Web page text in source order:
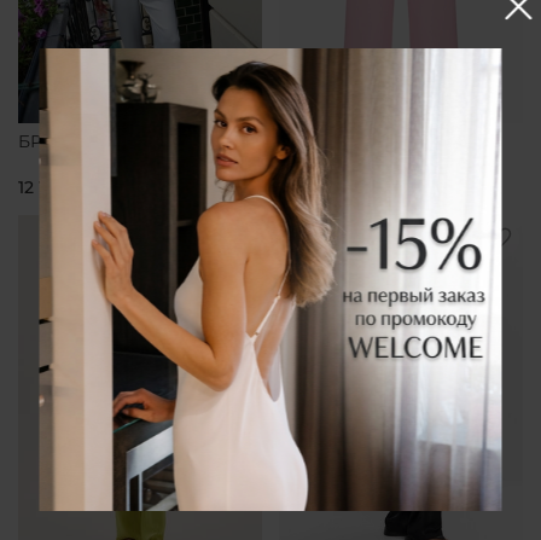
БРЮКИ ПРЯМЫЕ БЕЛЫЕ
12 150 ₽
БРЮКИ ПРЯМЫЕ
РОЗОВЫЕ
12 150 ₽